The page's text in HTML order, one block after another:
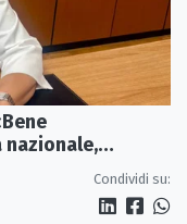
Condividi su: